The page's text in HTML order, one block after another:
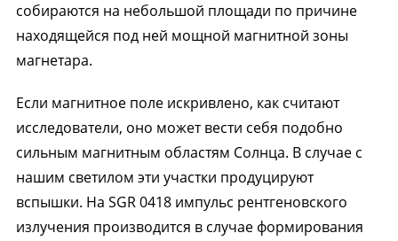
собираются на небольшой площади по причине
находящейся под ней мощной магнитной зоны
магнетара.
Если магнитное поле искривлено, как считают
исследователи, оно может вести себя подобно
сильным магнитным областям Солнца. В случае с
нашим светилом эти участки продуцируют
вспышки. На SGR 0418 импульс рентгеновского
излучения производится в случае формирования